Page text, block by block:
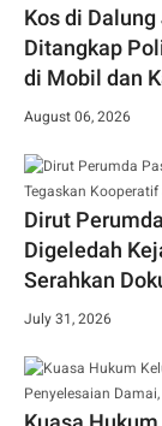
Kos di
Ditangkap
di Mobil dan
August 06, 2026
Dirut
Digeledah
Serahkan
July 31, 2026